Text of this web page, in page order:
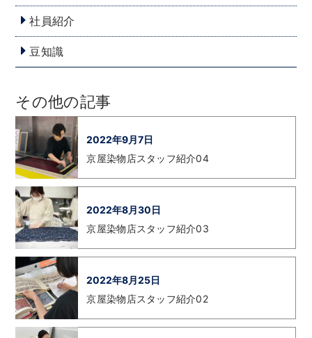
社員紹介
豆知識
その他の記事
2022年9月7日
京屋染物店スタッフ紹介04
2022年8月30日
京屋染物店スタッフ紹介03
2022年8月25日
京屋染物店スタッフ紹介02